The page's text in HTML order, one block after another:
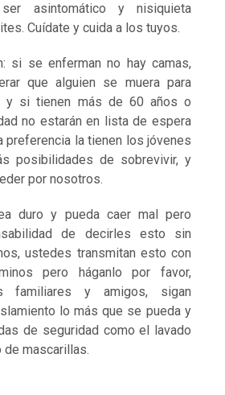
asintomático y nisiquieta
Cuídate y cuida a los tuyos.
si se enferman no hay camas,
que alguien se muera para
y si tienen más de 60 años o
no estarán en lista de espera
preferencia la tienen los jóvenes
posibilidades de sobrevivir, y
por nosotros.
duro y pueda caer mal pero
de decirles esto sin
ustedes transmitan esto con
pero háganlo por favor,
familiares y amigos, sigan
lo más que se pueda y
de seguridad como el lavado
de mascarillas.